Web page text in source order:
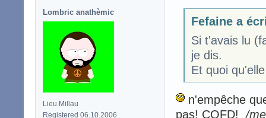
Lombric anathèmic
Lieu Millau
Registered 06.10.2006
Fefaine a
Si t'avais lu
je dis.
Et quoi
n'empêche
pas! CQFD!/